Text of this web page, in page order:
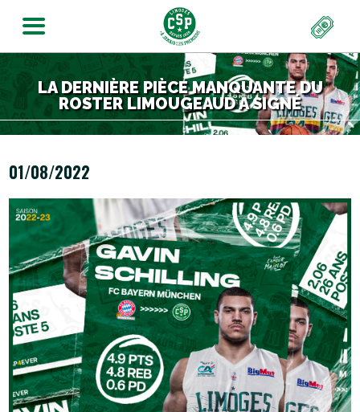
LA DERNIÈRE PIÈCE MANQUANTE DU
ROSTER LIMOUGEAUD A SIGNÉ
01/08/2022